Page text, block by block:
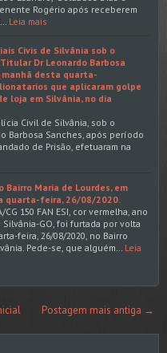
Rogério após receberem
Leia mais
Civis de Silvânia sob o
Dr Leonardo Barbosa
manhã desta quarta-
que aplicaram golpe
loja em Silvânia, no dia
Civil de Silvânia, sob o
Barbosa Sanches, após período
de Prisão, efetuaram na
Maria de Lourdes, em
quarta-feira, 26/08/2020.
150 FAN ESI, cor vermelha, ano
Silvânia-GO, foi furtada por volta
feira, 26/08/2020, no Bairro
Pede-se, que alguém…
Leia
Postagem mais antiga →